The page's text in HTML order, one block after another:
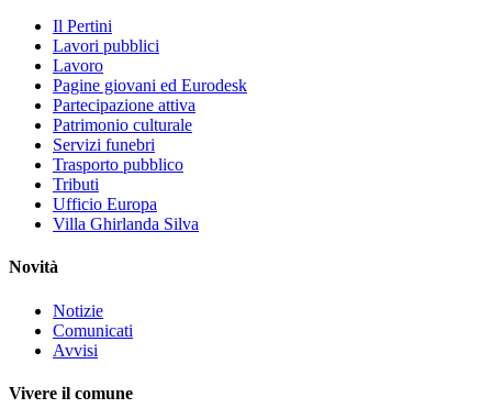
Il Pertini
Lavori pubblici
Lavoro
Pagine giovani ed Eurodesk
Partecipazione attiva
Patrimonio culturale
Servizi funebri
Trasporto pubblico
Tributi
Ufficio Europa
Villa Ghirlanda Silva
Novità
Notizie
Comunicati
Avvisi
Vivere il comune